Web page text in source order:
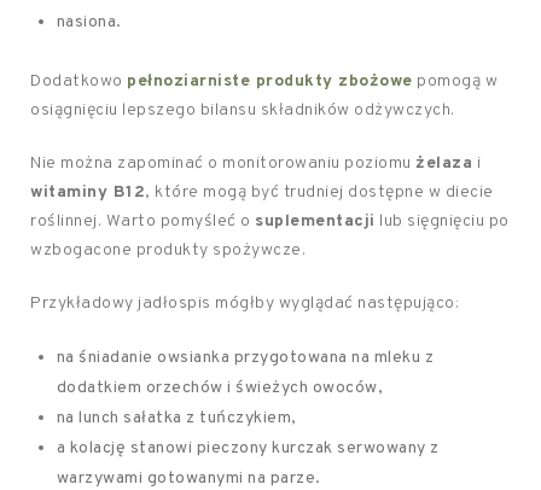
nasiona.
Dodatkowo pełnoziarniste produkty zbożowe pomogą w
osiągnięciu lepszego bilansu składników odżywczych.
Nie można zapominać o monitorowaniu poziomu żelaza i
witaminy B12, które mogą być trudniej dostępne w diecie
roślinnej. Warto pomyśleć o suplementacji lub sięgnięciu po
wzbogacone produkty spożywcze.
Przykładowy jadłospis mógłby wyglądać następująco:
na śniadanie owsianka przygotowana na mleku z
dodatkiem orzechów i świeżych owoców,
na lunch sałatka z tuńczykiem,
a kolację stanowi pieczony kurczak serwowany z
warzywami gotowanymi na parze.